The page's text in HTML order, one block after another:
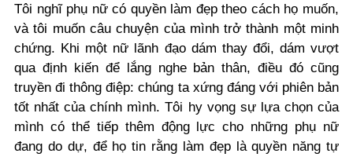
Tôi nghĩ phụ nữ có quyền làm đẹp theo cách họ muốn,
và tôi muốn câu chuyện của mình trở thành một minh
chứng. Khi một nữ lãnh đạo dám thay đổi, dám vượt
qua định kiến để lắng nghe bản thân, điều đó cũng
truyền đi thông điệp: chúng ta xứng đáng với phiên bản
tốt nhất của chính mình. Tôi hy vọng sự lựa chọn của
mình có thể tiếp thêm động lực cho những phụ nữ
đang do dự, để họ tin rằng làm đẹp là quyền năng tự